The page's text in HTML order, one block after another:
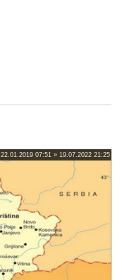
22.01.2019 07:51 » 19.07.2022 21:25